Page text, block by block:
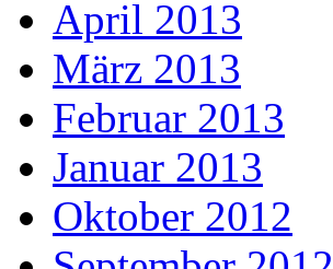
April 2013
März 2013
Februar 2013
Januar 2013
Oktober 2012